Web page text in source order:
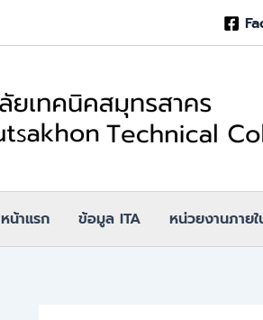
หน้าแรก ข้อมูล ITA หน่วยงานภายใ